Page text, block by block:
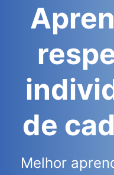
de
Melhor